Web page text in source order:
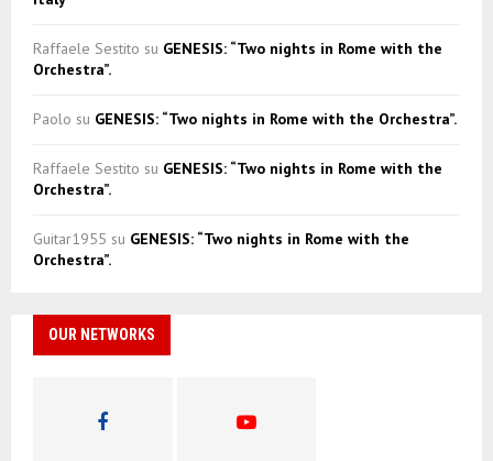
Raffaele Sestito su GENESIS: “Two nights in Rome with the
Orchestra”.
Paolo su GENESIS: “Two nights in Rome with the Orchestra”.
Raffaele Sestito su GENESIS: “Two nights in Rome with the
Orchestra”.
Guitar1955 su GENESIS: “Two nights in Rome with the
Orchestra”.
OUR NETWORKS